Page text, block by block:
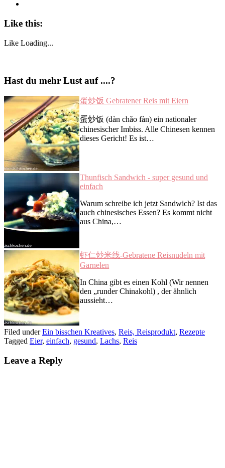
Like this:
Like Loading...
Hast du mehr Lust auf ....?
蛋炒饭 Gebratener Reis mit Eiern
蛋炒饭 (dàn chǎo fàn) ein nationaler
chinesischer Imbiss. Alle Chinesen kennen
dieses Gericht! Es ist…
Thunfisch Sandwich - super gesund und
einfach
Warum schreibe ich jetzt Sandwich? Ist das
auch chinesisches Essen? Es kommt nicht
aus China,…
虾仁炒米线-Gebratene Reisnudeln mit
Garnelen
In China gibt es einen Kohl (Wir nennen
den „runder Chinakohl) , der ähnlich
aussieht…
Filed underEin bisschen Kreatives, Reis, Reisprodukt, Rezepte
Tagged Eier, einfach, gesund, Lachs, Reis
Leave a Reply